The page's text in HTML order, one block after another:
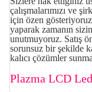
çalışmalarımızı ve
için özen
yaparak zamanın
unutmuyoruz. Satış
sorunsuz bir şekilde
kalıcı çözümler
Plazma LCD